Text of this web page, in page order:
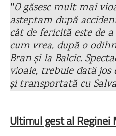
ʺO găsesc mult mai
așteptam după
cât de fericită este de
cum vrea, după o
Bran și la Balcic.
vioaie, trebuie dată
și transportată cu
Ultimul gest al Reginei